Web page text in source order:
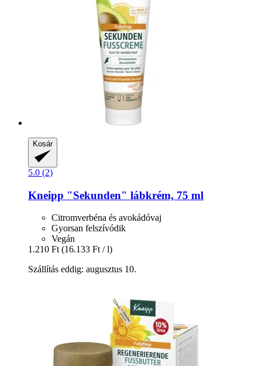
Kosár
5.0 (2)
Kneipp "Sekunden" lábkrém, 75 ml
Citromverbéna és avokádóvaj
Gyorsan felszívódik
Vegán
1.210 Ft (16.133 Ft / l)
Szállítás eddig: augusztus 10.